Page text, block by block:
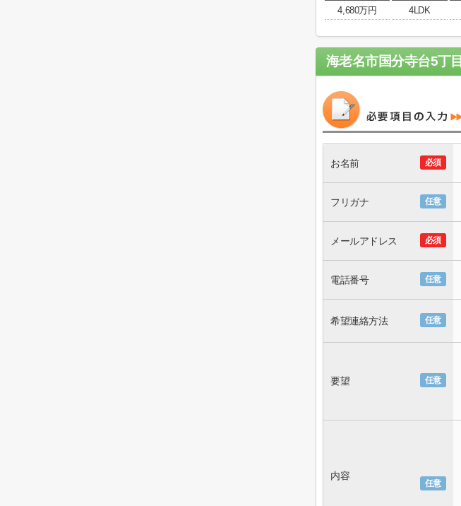
4,680万円
4LDK
必須
お名前
任意
フリガナ
必須
メールアドレス
任意
電話番号
任意
希望連絡方法
任意
要望
任意
内容